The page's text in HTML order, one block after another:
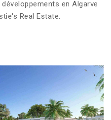
en Algarve
Real Estate.